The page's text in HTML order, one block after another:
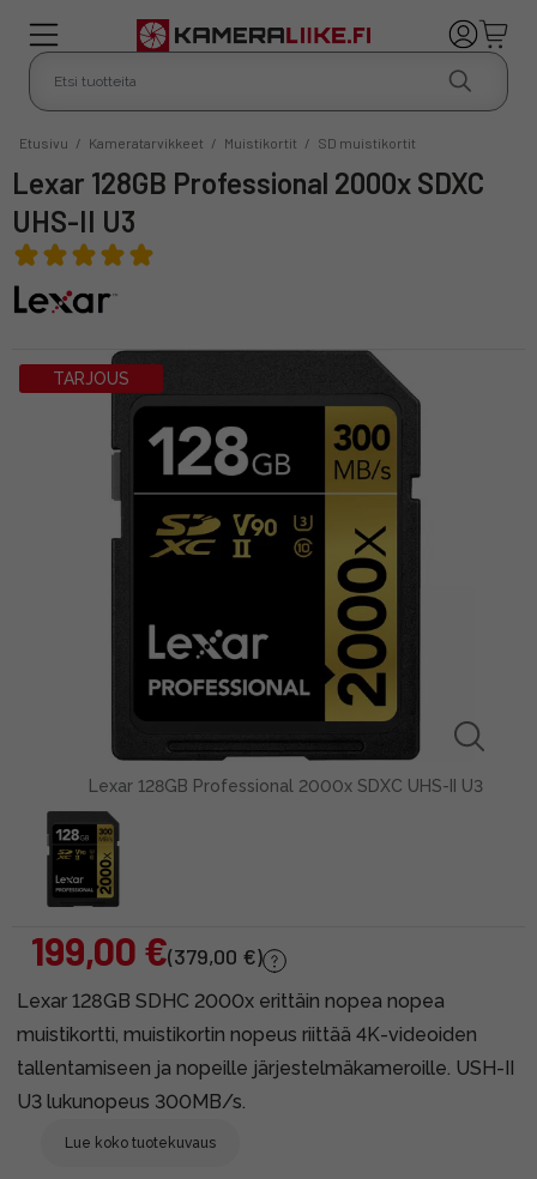
Etusivu / Kameratarvikkeet / Muistikortit / SD muistikortit
Lexar 128GB Professional 2000x SDXC
UHS-II U3
TARJOUS
Lexar 128GB Professional 2000x SDXC UHS-II U3
199,00 €(379,00 €)
Lexar 128GB SDHC 2000x erittäin nopea nopea
muistikortti, muistikortin nopeus riittää 4K-videoiden
tallentamiseen ja nopeille järjestelmäkameroille. USH-II
U3 lukunopeus 300MB/s.
Lue koko tuotekuvaus